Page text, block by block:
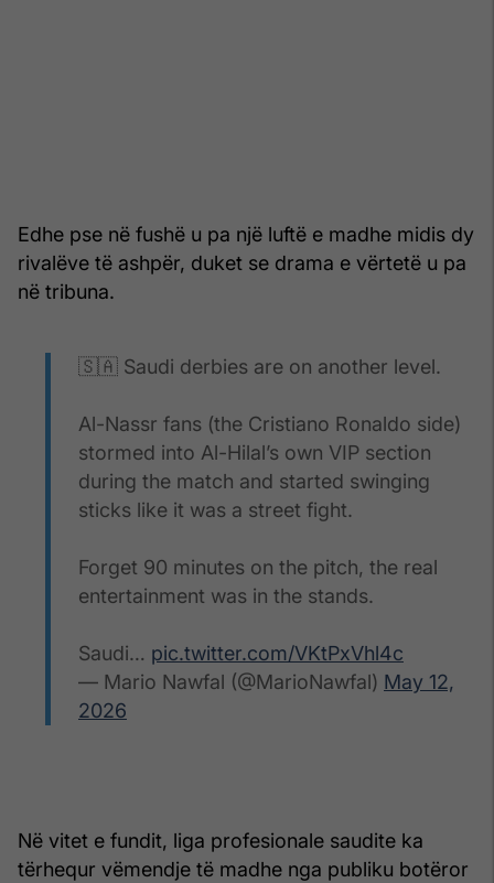
Edhe pse në fushë u pa një luftë e madhe midis dy
rivalëve të ashpër, duket se drama e vërtetë u pa
në tribuna.
🇸🇦 Saudi derbies are on another level.
Al-Nassr fans (the Cristiano Ronaldo side)
stormed into Al-Hilal’s own VIP section
during the match and started swinging
sticks like it was a street fight.
Forget 90 minutes on the pitch, the real
entertainment was in the stands.
Saudi… pic.twitter.com/VKtPxVhl4c
— Mario Nawfal (@MarioNawfal) May 12,
2026
Në vitet e fundit, liga profesionale saudite ka
tërhequr vëmendje të madhe nga publiku botëror